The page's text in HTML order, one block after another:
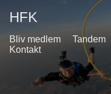
HFK
Bliv medlem Tandem
Kontakt